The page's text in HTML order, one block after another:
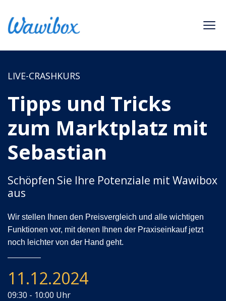
LIVE-CRASHKURS
Tipps und Tricks
zum Marktplatz mit
Sebastian
Schöpfen Sie Ihre Potenziale mit Wawibox
aus
Wir stellen Ihnen den Preisvergleich und alle wichtigen
Funktionen vor, mit denen Ihnen der Praxiseinkauf jetzt
noch leichter von der Hand geht.
11.12.2024
09:30 - 10:00 Uhr